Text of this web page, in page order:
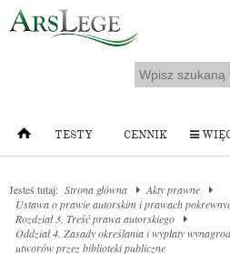
TESTY CENNIK
Jesteś tutaj: Strona główna
Akty prawne
Ustawa o prawie autorskim i prawach
Rozdział 3. Treść prawa autorskiego
Oddział 4. Zasady określania i wypłaty
utworów przez biblioteki publiczne